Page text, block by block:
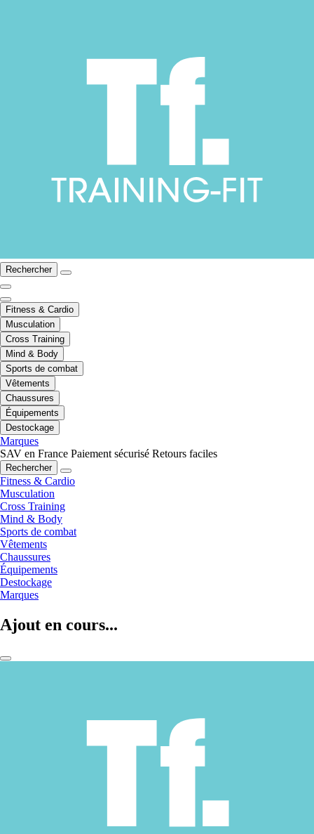
Rechercher
Fitness & Cardio
Musculation
Cross Training
Mind & Body
Sports de combat
Vêtements
Chaussures
Équipements
Destockage
Marques
SAV en France Paiement sécurisé Retours faciles
Rechercher
Fitness & Cardio
Musculation
Cross Training
Mind & Body
Sports de combat
Vêtements
Chaussures
Équipements
Destockage
Marques
Ajout en cours...